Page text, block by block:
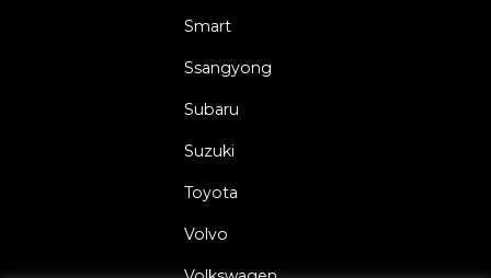
Smart
Ssangyong
Subaru
Suzuki
Toyota
Volvo